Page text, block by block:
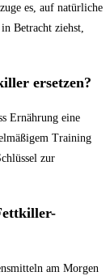
es, auf natürliche
Betracht ziehst,
ersetzen?
Ernährung eine
Training
zur
am Morgen